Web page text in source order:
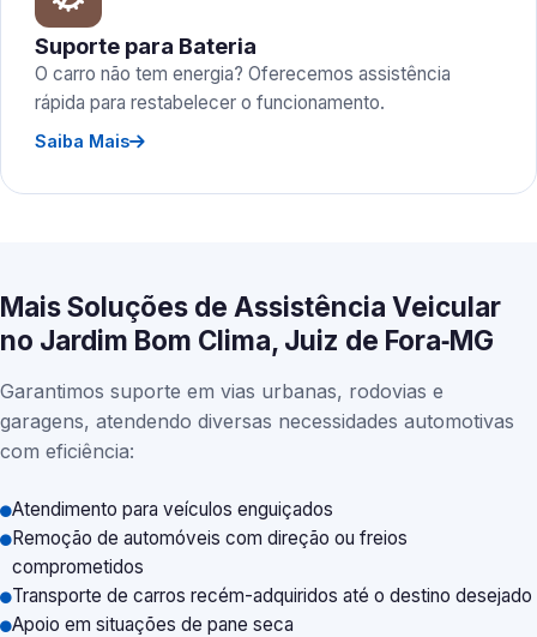
Suporte para Bateria
O carro não tem energia? Oferecemos assistência
rápida para restabelecer o funcionamento.
Saiba Mais
Mais Soluções de Assistência Veicular
no Jardim Bom Clima, Juiz de Fora‑MG
Garantimos suporte em vias urbanas, rodovias e
garagens, atendendo diversas necessidades automotivas
com eficiência:
Atendimento para veículos enguiçados
Remoção de automóveis com direção ou freios
comprometidos
Transporte de carros recém-adquiridos até o destino desejado
Apoio em situações de pane seca